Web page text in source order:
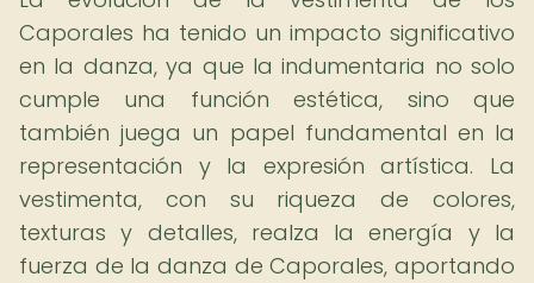
Caporales ha tenido un impacto significativo
en la danza, ya que la indumentaria no solo
cumple una función estética, sino que
también juega un papel fundamental en la
representación y la expresión artística. La
vestimenta, con su riqueza de colores,
texturas y detalles, realza la energía y la
fuerza de la danza de Caporales, aportando